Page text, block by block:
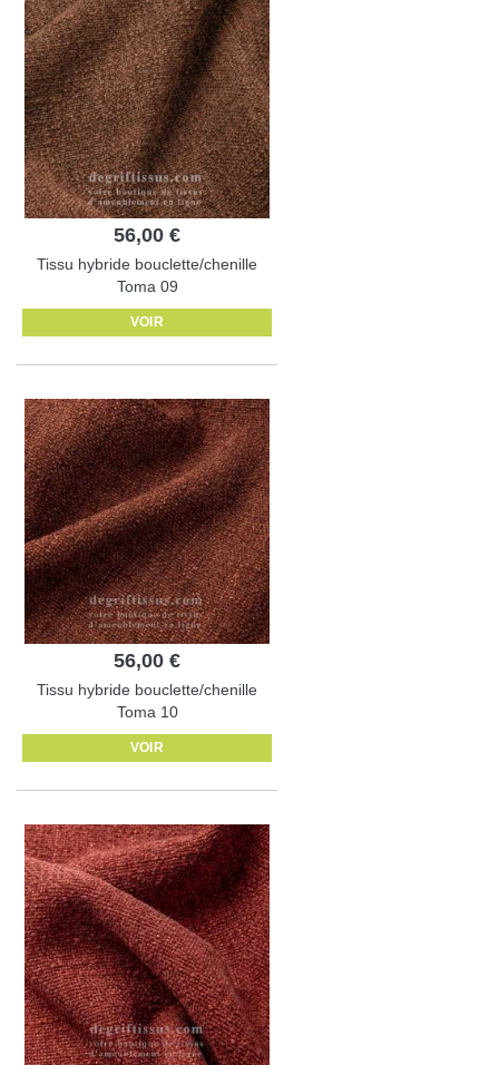
56,00 €
Tissu hybride bouclette/chenille
Toma 09
VOIR
56,00 €
Tissu hybride bouclette/chenille
Toma 10
VOIR